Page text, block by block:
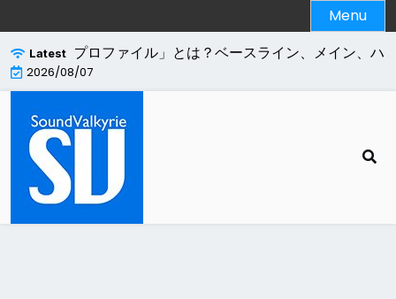
to
content
Menu
Latest
ドの「プロファイル」とは？ベースライン、メイン、ハ
2026/08/07